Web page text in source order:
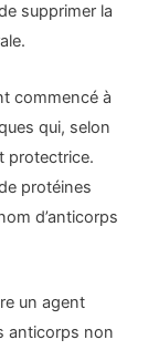
supprimer la
commencé à
qui, selon
protectrice.
protéines
d’anticorps
un agent
anticorps non